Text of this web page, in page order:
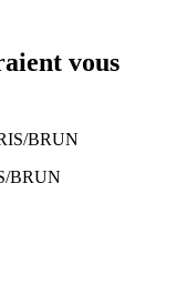
vous
BRUN